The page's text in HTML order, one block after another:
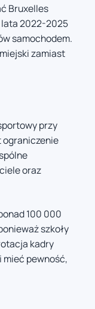
Bruxelles
2022-2025
samochodem.
zamiast
przy
ograniczenie
oraz
100 000
szkoły
kadry
mieć pewność,